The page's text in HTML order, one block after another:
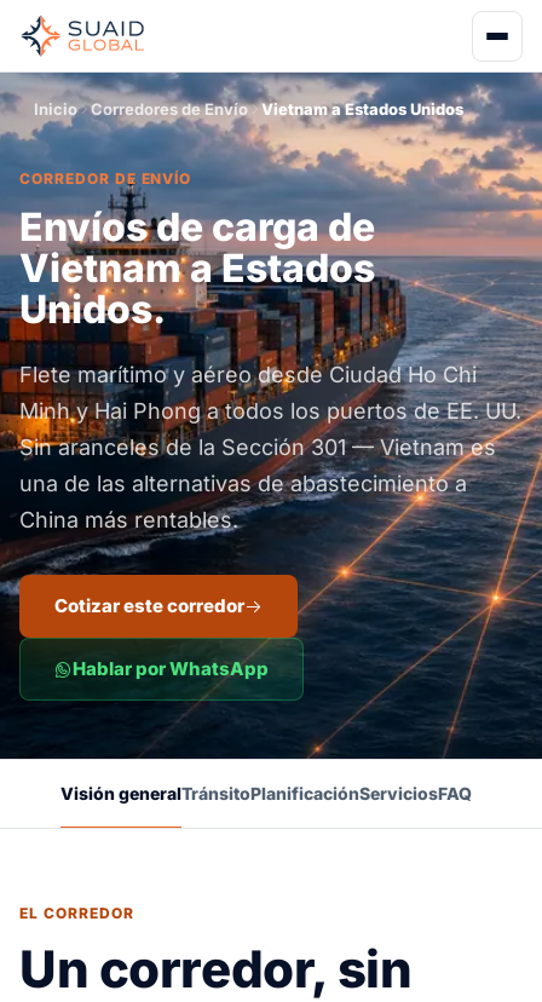
Inicio Corredores de Envío Vietnam a Estados Unidos
CORREDOR DE ENVÍO
Envíos de carga de
Vietnam a Estados
Unidos.
Flete marítimo y aéreo desde Ciudad Ho Chi
Minh y Hai Phong a todos los puertos de EE. UU.
Sin aranceles de la Sección 301 — Vietnam es
una de las alternativas de abastecimiento a
China más rentables.
Cotizar este corredor
Hablar por WhatsApp
Visión generalTránsitoPlanificaciónServiciosFAQ
EL CORREDOR
Un corredor, sin